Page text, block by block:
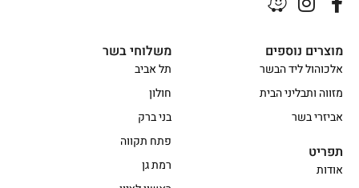
משלוחי בשר
תל אביב
חולון
בני ברק
פתח תקווה
רמת גן
מוצרים נוספים
אלכוהול ליד הבשר
מזווה ותבליני הבית
אביזרי בשר
תפריט
אודות